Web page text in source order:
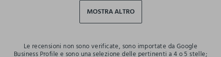
Le recensioni non sono verificate, sono importate da Google
Business Profile e sono una selezione delle pertinenti a 4 o 5 stelle;
MOSTRA ALTRO